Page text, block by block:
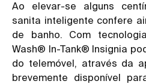
Ao elevar-se alguns
sanita inteligente confere
de banho. Com
Wash® In-Tank® Insignia
do telemóvel, através da
brevemente disponível